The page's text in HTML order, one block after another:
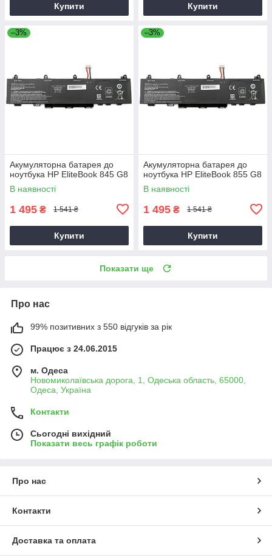
Купити Купити
–3%
Акумуляторна батарея до
ноутбука HP EliteBook 845 G8
В наявності
1 495 ₴ 1 541 ₴
Купити
–3%
Акумуляторна батарея до
ноутбука HP EliteBook 855 G8
В наявності
1 495 ₴ 1 541 ₴
Купити
Показати ще
Про нас
99% позитивних з 550 відгуків за рік
Працює з 24.06.2015
м. Одеса
Новомиколаївська дорога, 1, Одеська область, 65000,
Одеса, Україна
Контакти
Сьогодні вихідний
Показати весь графік роботи
Про нас
Контакти
Доставка та оплата